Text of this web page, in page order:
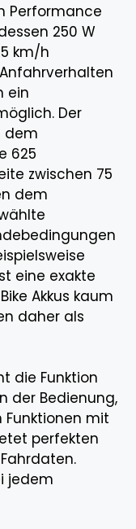
Performance
250 W
km/h
ein
Der
dem
625
zwischen 75
dem
eine exakte
Akkus kaum
daher als
die Funktion
der Bedienung,
mit
perfekten
jedem